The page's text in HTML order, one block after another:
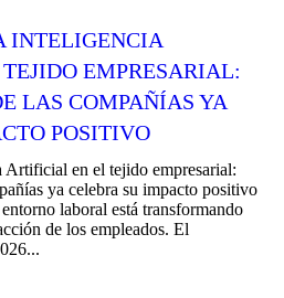
INTELIGENCIA
EMPRESARIAL:
LAS COMPAÑÍAS YA
POSITIVO
en el tejido empresarial:
ya celebra su impacto positivo
laboral está transformando
de los empleados. El